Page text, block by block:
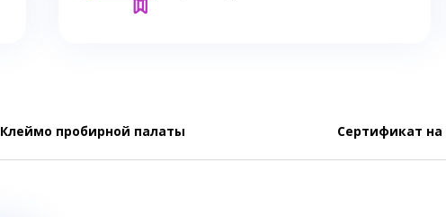
Клеймо пробирной палаты Сертификат